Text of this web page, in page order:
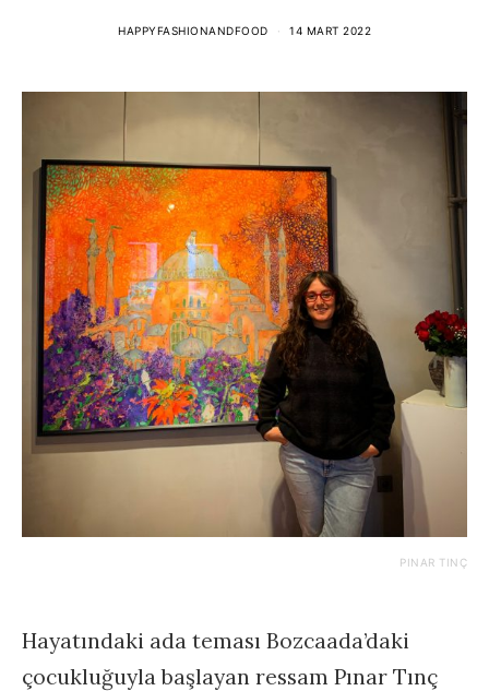
HAPPYFASHIONANDFOOD 14 MART 2022
PINAR TINÇ
Hayatındaki ada teması Bozcaada’daki
çocukluğuyla başlayan ressam Pınar Tınç